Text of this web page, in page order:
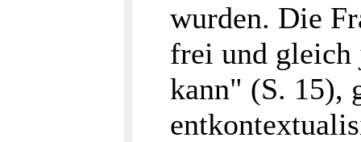
wurden. Die
frei und gleich
kann" (S. 15),